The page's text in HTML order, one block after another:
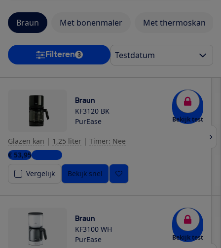
Braun Met bonenmaler Met thermoskan
Filteren 3
Braun
KF3120 BK
PurEase
Bekijk test
Glazen kan | 1,25 liter | Timer: Nee
€ 53,952 winkels
Vergelijk
Bekijk snel
Braun
KF3100 WH
PurEase
Bekijk test